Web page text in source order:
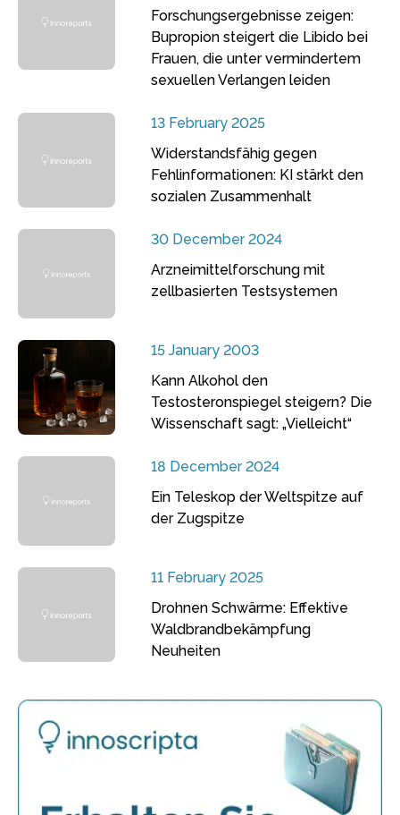
Forschungsergebnisse zeigen:
Bupropion steigert die Libido bei
Frauen, die unter vermindertem
sexuellen Verlangen leiden
13 February 2025
Widerstandsfähig gegen
Fehlinformationen: KI stärkt den
sozialen Zusammenhalt
30 December 2024
Arzneimittelforschung mit
zellbasierten Testsystemen
15 January 2003
Kann Alkohol den
Testosteronspiegel steigern? Die
Wissenschaft sagt: „Vielleicht“
18 December 2024
Ein Teleskop der Weltspitze auf
der Zugspitze
11 February 2025
Drohnen Schwärme: Effektive
Waldbrandbekämpfung
Neuheiten